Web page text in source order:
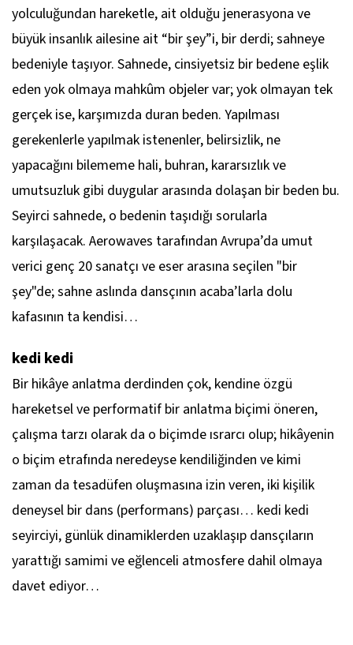
yolculuğundan hareketle, ait olduğu jenerasyona ve
büyük insanlık ailesine ait “bir şey”i, bir derdi; sahneye
bedeniyle taşıyor. Sahnede, cinsiyetsiz bir bedene eşlik
eden yok olmaya mahkûm objeler var; yok olmayan tek
gerçek ise, karşımızda duran beden. Yapılması
gerekenlerle yapılmak istenenler, belirsizlik, ne
yapacağını bilememe hali, buhran, kararsızlık ve
umutsuzluk gibi duygular arasında dolaşan bir beden bu.
Seyirci sahnede, o bedenin taşıdığı sorularla
karşılaşacak. Aerowaves tarafından Avrupa’da umut
verici genç 20 sanatçı ve eser arasına seçilen "bir
şey"de; sahne aslında dansçının acaba’larla dolu
kafasının ta kendisi…
kedi kedi
Bir hikâye anlatma derdinden çok, kendine özgü
hareketsel ve performatif bir anlatma biçimi öneren,
çalışma tarzı olarak da o biçimde ısrarcı olup; hikâyenin
o biçim etrafında neredeyse kendiliğinden ve kimi
zaman da tesadüfen oluşmasına izin veren, iki kişilik
deneysel bir dans (performans) parçası… kedi kedi
seyirciyi, günlük dinamiklerden uzaklaşıp dansçıların
yarattığı samimi ve eğlenceli atmosfere dahil olmaya
davet ediyor…